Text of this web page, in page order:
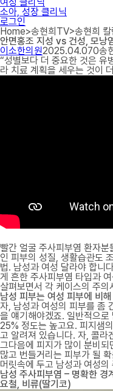
소아, 성장 클리닉
로그인
Home>송현희TV>송현희 칼
안면홍조 지성 vs 건성, 모낭
이소한의원2025.04.070송
“성별보다 더 중요한 것은 유
라 치료 계획을 세우는 것이
빨간 얼굴 주사피부염 환자
인 피부의 성질, 생활습관도
법. 남성과 여성 달라야 합니
게 흔한 주사피부염 타입과
살펴보면서 각 케이스의 주
남성 피부는 여성 피부에
자, 남성과 여성의 피부를 좀
을 얘기해야겠죠. 일반적으로
25% 정도는 높고요. 피지샘
고 알려져 있습니다. 자, 콜라
그다음에 피지가 많이 분비
많고 번들거리는 피부가 될
머릿속에 두고 남성과 여성
남성 주사피부염 – 명확한 경
요철, 비류(딸기코)